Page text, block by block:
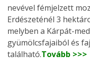
nevével fémjelzett
Erdészeténél 3
melyben a Kárpát-
gyümölcsfajaiból és
található.Tovább >>>